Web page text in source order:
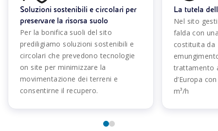
Soluzioni sostenibili e circolari per
preservare la risorsa suolo
Per la bonifica suoli del sito
prediligiamo soluzioni sostenibili e
circolari che prevedono tecnologie
on site per minimizzare la
movimentazione dei terreni e
consentirne il recupero.
La tutela
Nel sito
falda con
costituita da
trattamento
d’Europa
m³/h